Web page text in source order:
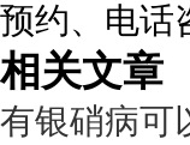
预约、电话
相关文章
有银硝病可